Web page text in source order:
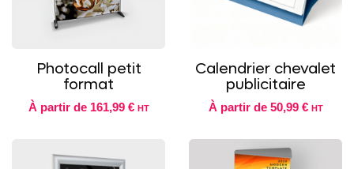
Photocall petit
format
À partir de 161,99 € HT
Calendrier chevalet
publicitaire
À partir de 50,99 € HT